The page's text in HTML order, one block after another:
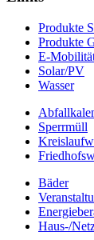
Produkte
Produkte
E-
Solar/PV
Wasser
Sperrmüll
Bäder
Haus-/